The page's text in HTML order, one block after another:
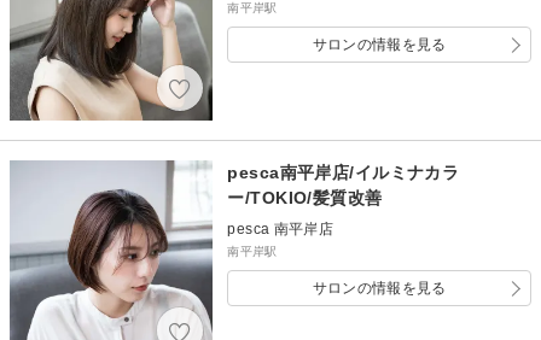
南平岸駅
サロンの情報を見る
pesca南平岸店/イルミナカラ
ー/TOKIO/髪質改善
pesca 南平岸店
南平岸駅
サロンの情報を見る